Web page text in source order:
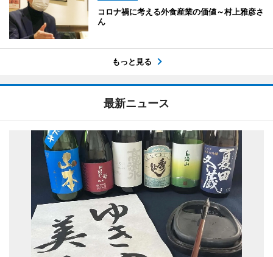
コロナ禍に考える外食産業の価値～村上雅彦さ
ん
もっと見る
最新ニュース